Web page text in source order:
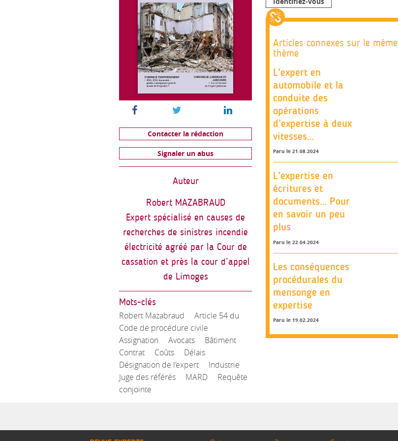
Contacter la rédaction
Signaler un abus
Auteur
Robert MAZABRAUD
Expert spécialisé en causes de
recherches de sinistres incendie
électricité agréé par la Cour de
cassation et près la cour d’appel
de Limoges
Mots-clés
Robert Mazabraud
Article 54 du
Code de procédure civile
Assignation
Avocats
Bâtiment
Contrat
Coûts
Délais
Désignation de l’expert
Industrie
Juge des référés
MARD
Requête
conjointe
Articles connexes sur le même
thème
L’expert en
automobile et la
conduite des
opérations
d’expertise à deux
vitesses…
Paru le 21.08.2024
L’expertise en
écritures et
documents… Pour
en savoir un peu
plus
Paru le 22.04.2024
Les conséquences
procédurales du
mensonge en
expertise
Paru le 19.02.2024